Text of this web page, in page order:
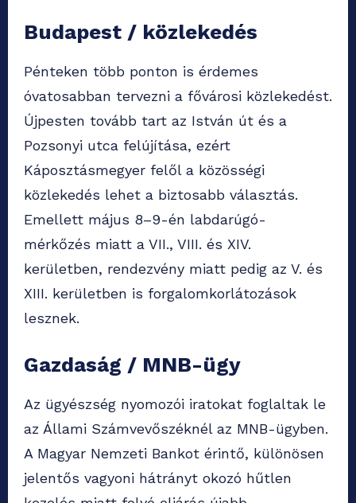
Budapest / közlekedés
Pénteken több ponton is érdemes
óvatosabban tervezni a fővárosi közlekedést.
Újpesten tovább tart az István út és a
Pozsonyi utca felújítása, ezért
Káposztásmegyer felől a közösségi
közlekedés lehet a biztosabb választás.
Emellett május 8–9-én labdarúgó-
mérkőzés miatt a VII., VIII. és XIV.
kerületben, rendezvény miatt pedig az V. és
XIII. kerületben is forgalomkorlátozások
lesznek.
Gazdaság / MNB-ügy
Az ügyészség nyomozói iratokat foglaltak le
az Állami Számvevőszéknél az MNB-ügyben.
A Magyar Nemzeti Bankot érintő, különösen
jelentős vagyoni hátrányt okozó hűtlen